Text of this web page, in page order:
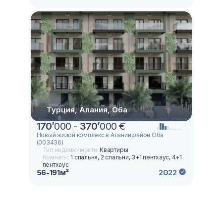
Турция, Алания, Оба
170’000 - 370’000 €
Новый жилой комплекс в Алании,район Оба
(003436)
Тип недвижимости:Квартиры
Комнаты: 1 спальня, 2 спальни, 3+1 пентхаус, 4+1
пентхаус
56-191м² 2022